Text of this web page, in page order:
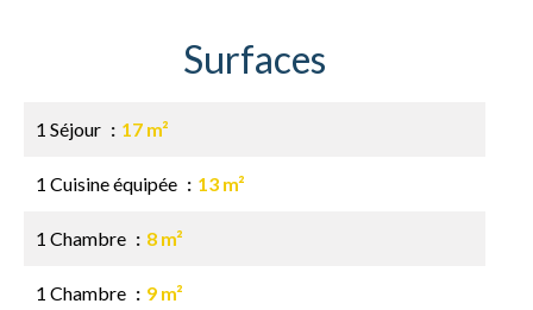
Surfaces
1 Séjour 17 m²
1 Cuisine équipée 13 m²
1 Chambre 8 m²
1 Chambre 9 m²